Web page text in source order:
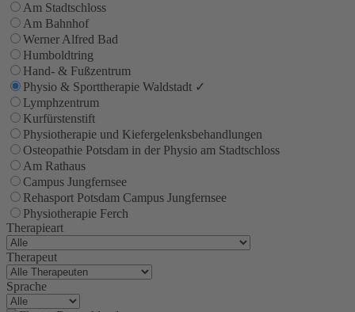
Am Stadtschloss
Am Bahnhof
Werner Alfred Bad
Humboldtring
Hand- & Fußzentrum
Physio & Sporttherapie Waldstadt ✓
Lymphzentrum
Kurfürstenstift
Physiotherapie und Kiefergelenksbehandlungen
Osteopathie Potsdam in der Physio am Stadtschloss
Am Rathaus
Campus Jungfernsee
Rehasport Potsdam Campus Jungfernsee
Physiotherapie Ferch
Therapieart
Therapeut
Sprache